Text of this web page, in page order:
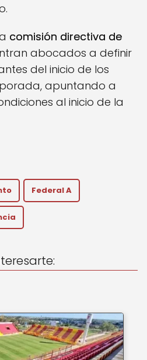
comisión directiva de
abocados a definir
del inicio de los
apuntando a
al inicio de la
Federal A